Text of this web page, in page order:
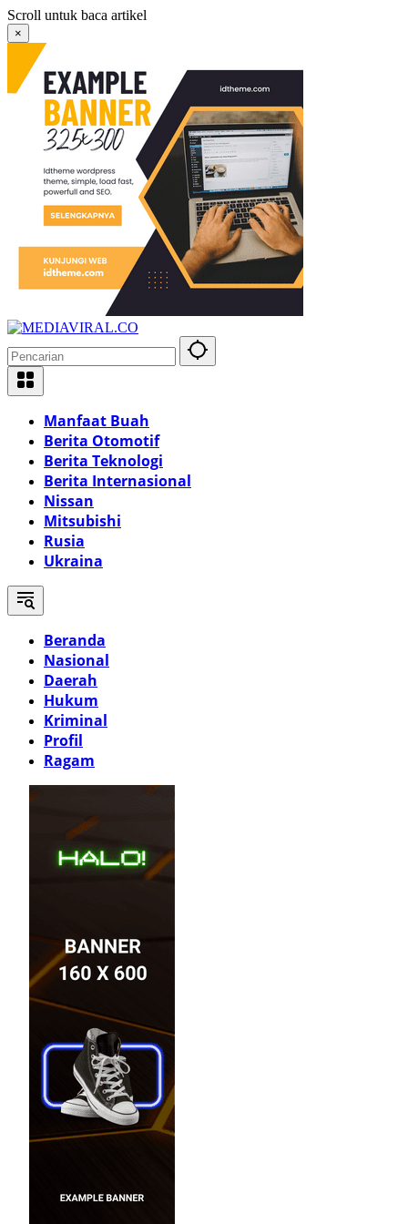
Langsung
ke
konten
Scroll untuk baca artikel
×
Manfaat Buah
Berita Otomotif
Berita Teknologi
Berita Internasional
Nissan
Mitsubishi
Rusia
Ukraina
Beranda
Nasional
Daerah
Hukum
Kriminal
Profil
Ragam